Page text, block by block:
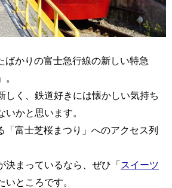
ばかりの富士急行線の新しい特急
」。
しく、鉄道好きには懐かしい気持ち
かと思います。
「富士芝桜まつり」へのアクセス列
決まっているなら、ぜひ「スイーツ
いところです。